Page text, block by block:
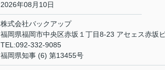
2026年08月10日
株式会社バックアップ
福岡県福岡市中央区赤坂１丁目8-23 アセェス赤坂
TEL:092-332-9085
福岡県知事 (6) 第13455号